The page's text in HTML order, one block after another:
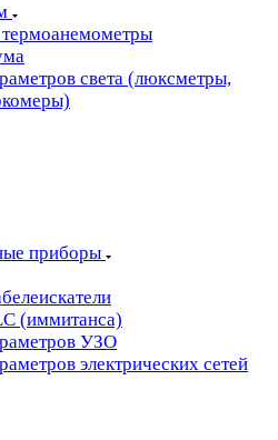
света (люксметры,
приборы
(иммитанса)
УЗО
электрических сетей